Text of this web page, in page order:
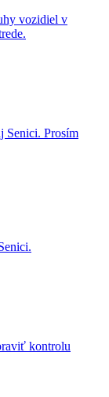
vozidiel v
Senici. Prosím
kontrolu